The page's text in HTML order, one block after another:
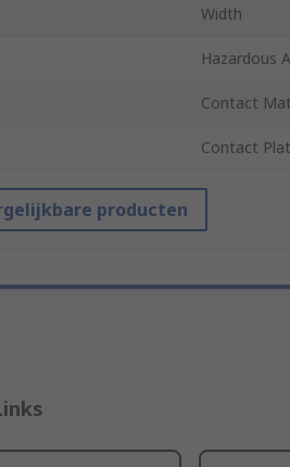
Width
Hazardous
Contact
Contact
producten